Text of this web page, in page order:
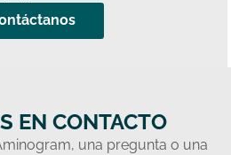
EN CONTACTO
una pregunta o una